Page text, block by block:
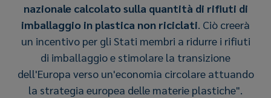
nazionale calcolato sulla quantità di rifiuti di
imballaggio in plastica non riciclati. Ciò creerà
un incentivo per gli Stati membri a ridurre i rifiuti
di imballaggio e stimolare la transizione
dell'Europa verso un'economia circolare attuando
la strategia europea delle materie plastiche".